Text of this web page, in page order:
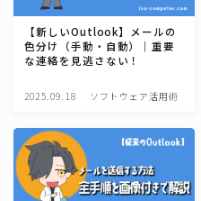
【新しいOutlook】メールの
色分け（手動・自動）｜重要
な連絡を見逃さない！
2025.09.18 ソフトウェア活用術